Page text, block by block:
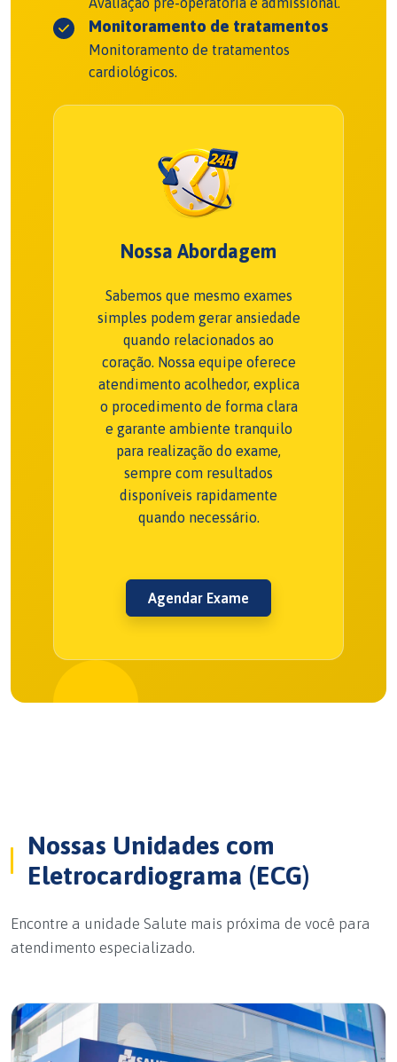
Monitoramento de tratamentos
Monitoramento de tratamentos
cardiológicos.
Nossa Abordagem
Sabemos que mesmo exames
simples podem gerar ansiedade
quando relacionados ao
coração. Nossa equipe oferece
atendimento acolhedor, explica
o procedimento de forma clara
e garante ambiente tranquilo
para realização do exame,
sempre com resultados
disponíveis rapidamente
quando necessário.
Agendar Exame
Nossas Unidades com
Eletrocardiograma (ECG)
Encontre a unidade Salute mais próxima de você para
atendimento especializado.